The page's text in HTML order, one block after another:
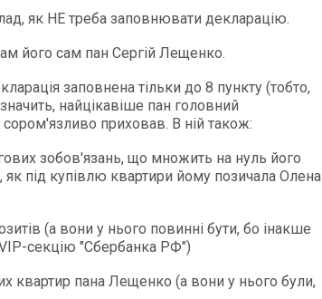
як НЕ треба заповнювати декларацію.
його сам пан Сергій Лещенко.
заповнена тільки до 8 пункту (тобто,
найцікавіше пан головний
сором'язливо приховав. В ній також:
зобов'язань, що множить на нуль його
як під купівлю квартири йому позичала Олена
(а вони у нього повинні бути, бо інакше
секцію "Сбербанка РФ")
квартир пана Лещенко (а вони у нього були,